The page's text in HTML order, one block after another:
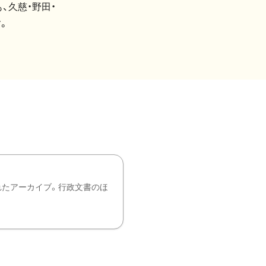
慈・野田・
アーカイブ。行政文書のほ